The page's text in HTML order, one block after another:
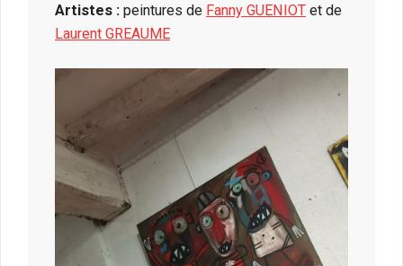
Artistes : peintures de Fanny GUENIOT et de
Laurent GREAUME